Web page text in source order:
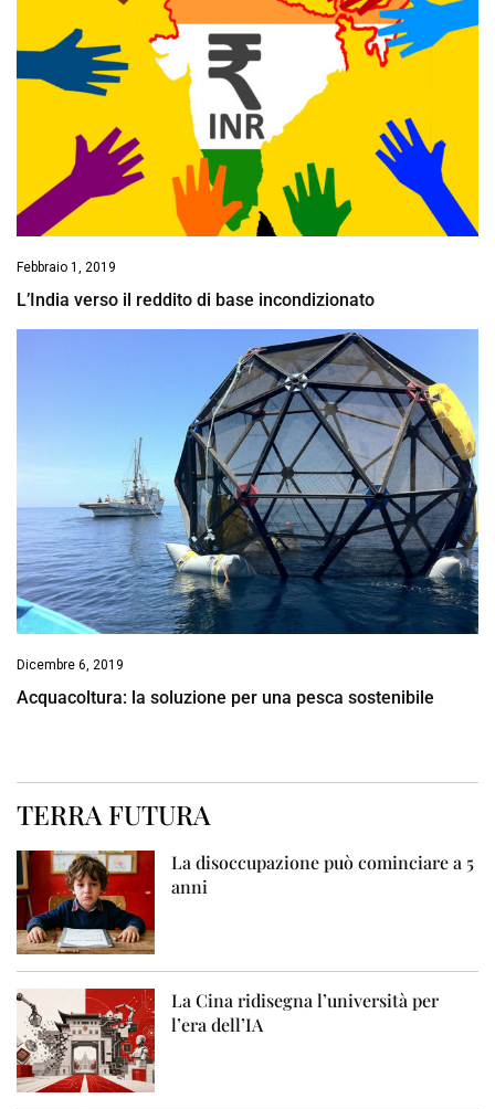
Febbraio 1, 2019
L’India verso il reddito di base incondizionato
Dicembre 6, 2019
Acquacoltura: la soluzione per una pesca sostenibile
TERRA FUTURA
La disoccupazione può cominciare a 5
anni
La Cina ridisegna l’università per
l’era dell’IA